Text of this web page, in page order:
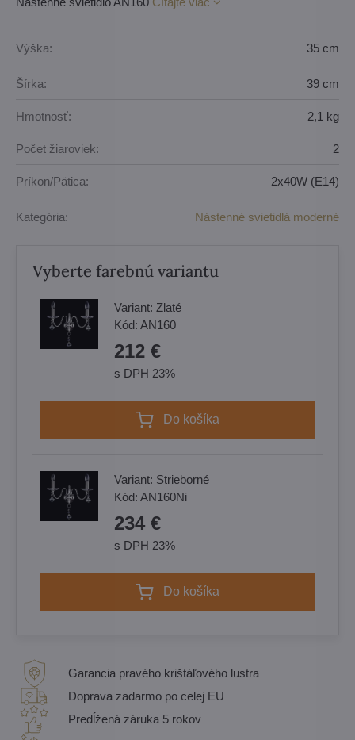
Výška: 35 cm
Šírka: 39 cm
Hmotnosť: 2,1 kg
Počet žiaroviek: 2
Príkon/Pätica: 2x40W (E14)
Kategória: Nástenné svietidlá moderné
Vyberte farebnú variantu
Variant: Zlaté
Kód: AN160
212 €
s DPH 23%
Do košíka
Variant: Strieborné
Kód: AN160Ni
234 €
s DPH 23%
Do košíka
Garancia pravého krištáľového lustra
Doprava zadarmo po celej EU
Predĺžená záruka 5 rokov